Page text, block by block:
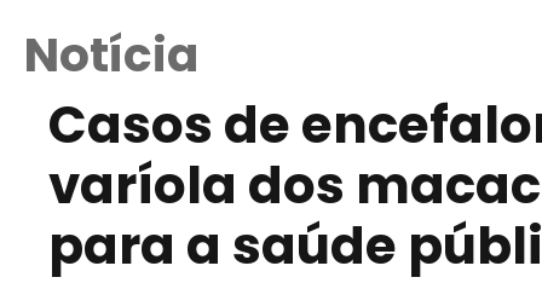
Notícia
Casos de
varíola dos
para a saúde